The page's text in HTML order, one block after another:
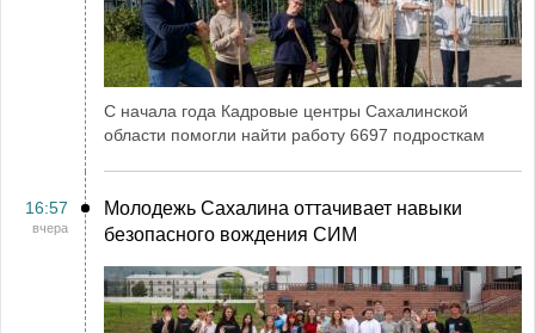
С начала года Кадровые центры Сахалинской
области помогли найти работу 6697 подросткам
16:57
вчера
Молодежь Сахалина оттачивает навыки
безопасного вождения СИМ